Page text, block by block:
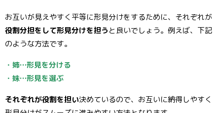
お互いが見えやすく平等に形見分けをするために、それぞれが
役割分担をして形見分けを担うと良いでしょう。例えば、下記
のような方法です。
・姉…形見を分ける
・妹…形見を選ぶ
それぞれが役割を担い決めているので、お互いに納得しやすく